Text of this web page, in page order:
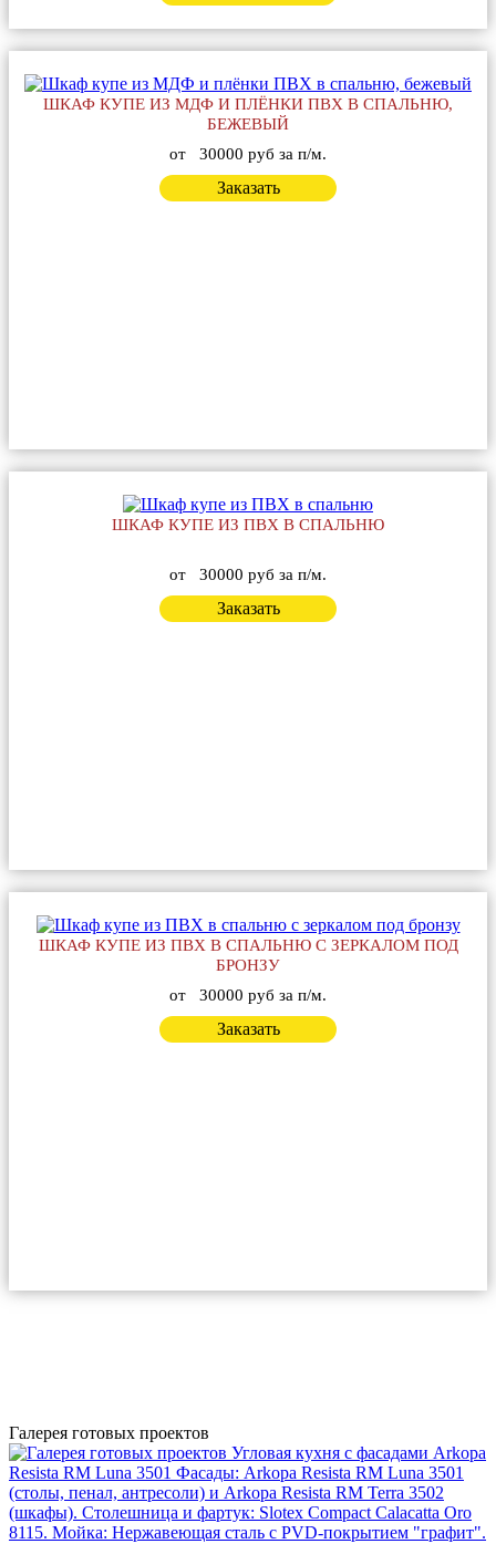
ШКАФ КУПЕ ИЗ МДФ И ПЛЁНКИ ПВХ В СПАЛЬНЮ,
БЕЖЕВЫЙ
от
30000 руб за п/м.
Заказать
ШКАФ КУПЕ ИЗ ПВХ В СПАЛЬНЮ
от 30000 руб за п/м.
Заказать
ШКАФ КУПЕ ИЗ ПВХ В СПАЛЬНЮ С ЗЕРКАЛОМ ПОД
БРОНЗУ
от
30000 руб за п/м.
Заказать
Галерея готовых проектов
Угловая кухня с фасадами Arkopa
Resista RM Luna 3501 Фасады: Arkopa Resista RM Luna 3501
(столы, пенал, антресоли) и Arkopa Resista RM Terra 3502
(шкафы). Столешница и фартук: Slotex Compact Calacatta Oro
8115. Мойка: Нержавеющая сталь с PVD-покрытием "графит".